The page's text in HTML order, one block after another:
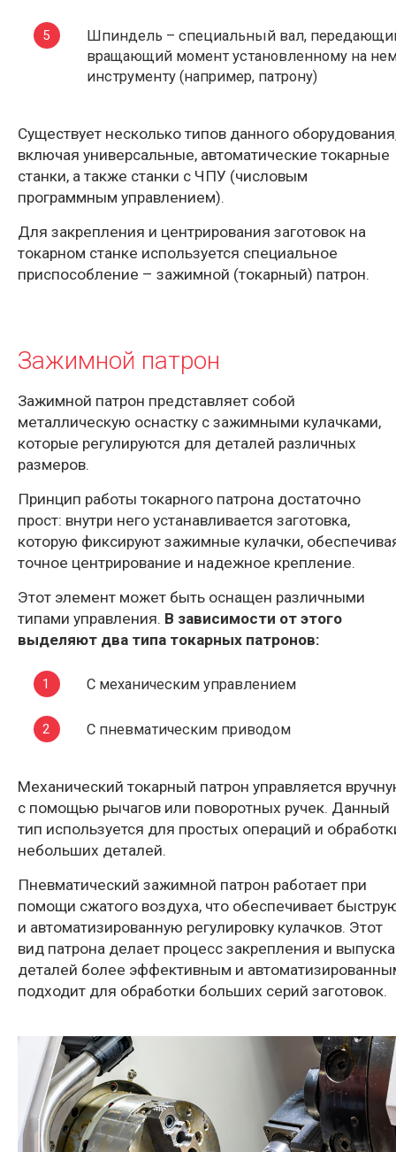
Шпиндель – специальный вал,
вращающий момент установленному на
инструменту (например, патрону)
Существует несколько типов данного
включая универсальные, автоматические токарные
станки, а также станки с ЧПУ (числовым
программным управлением).
Для закрепления и центрирования заготовок на
токарном станке используется специальное
приспособление – зажимной (токарный) патрон.
Зажимной патрон
Зажимной патрон представляет собой
металлическую оснастку с зажимными кулачками,
которые регулируются для деталей различных
размеров.
Принцип работы токарного патрона достаточно
прост: внутри него устанавливается заготовка,
которую фиксируют зажимные кулачки,
точное центрирование и надежное крепление.
Этот элемент может быть оснащен различными
типами управления. В зависимости от этого
выделяют два типа токарных патронов:
С механическим управлением
С пневматическим приводом
Механический токарный патрон управляется
с помощью рычагов или поворотных ручек. Данный
тип используется для простых операций и
небольших деталей.
Пневматический зажимной патрон работает при
помощи сжатого воздуха, что обеспечивает
и автоматизированную регулировку кулачков. Этот
вид патрона делает процесс закрепления и выпуска
деталей более эффективным и
подходит для обработки больших серий заготовок.